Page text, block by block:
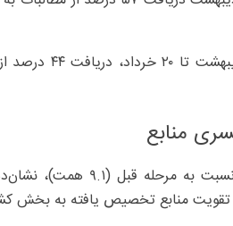
منابع
منابع تخصیص یافته به بخش